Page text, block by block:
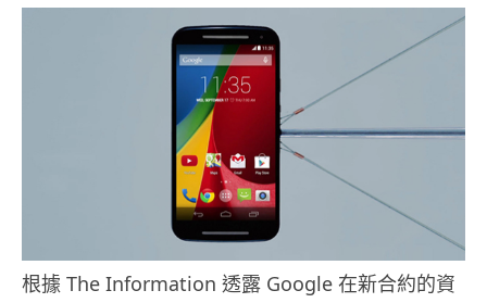
根據 The Information 透露 Google 在新合約的資